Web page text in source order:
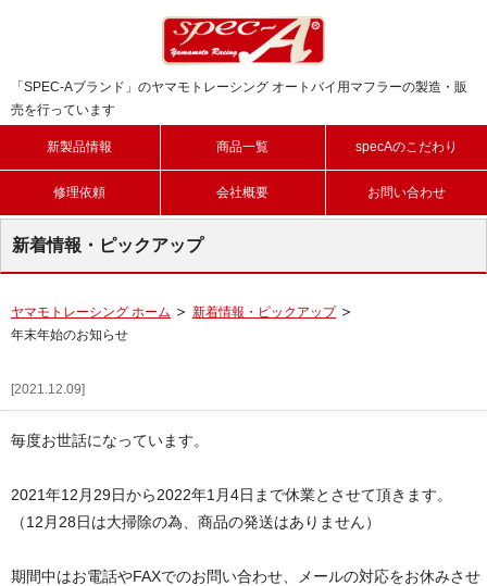
「SPEC-Aブランド」のヤマモトレーシング オートバイ用マフラーの製造・販
売を行っています
新製品情報 商品一覧 specAのこだわり
修理依頼 会社概要 お問い合わせ
新着情報・ピックアップ
ヤマモトレーシング ホーム
新着情報・ピックアップ
年末年始のお知らせ
[2021.12.09]
毎度お世話になっています。
2021年12月29日から2022年1月4日まで休業とさせて頂きます。
（12月28日は大掃除の為、商品の発送はありません）
期間中はお電話やFAXでのお問い合わせ、メールの対応をお休みさせ